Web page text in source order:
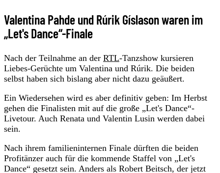
Valentina Pahde und Rúrik Gíslason waren im
„Let's Dance“-Finale
Nach der Teilnahme an der RTL-Tanzshow kursieren
Liebes-Gerüchte um Valentina und Rúrik. Die beiden
selbst haben sich bislang aber nicht dazu geäußert.
Ein Wiedersehen wird es aber definitiv geben: Im Herbst
gehen die Finalisten mit auf die große „Let's Dance“-
Livetour. Auch Renata und Valentin Lusin werden dabei
sein.
Nach ihrem familieninternen Finale dürften die beiden
Profitänzer auch für die kommende Staffel von „Let's
Dance“ gesetzt sein. Anders als Robert Beitsch, der jetzt